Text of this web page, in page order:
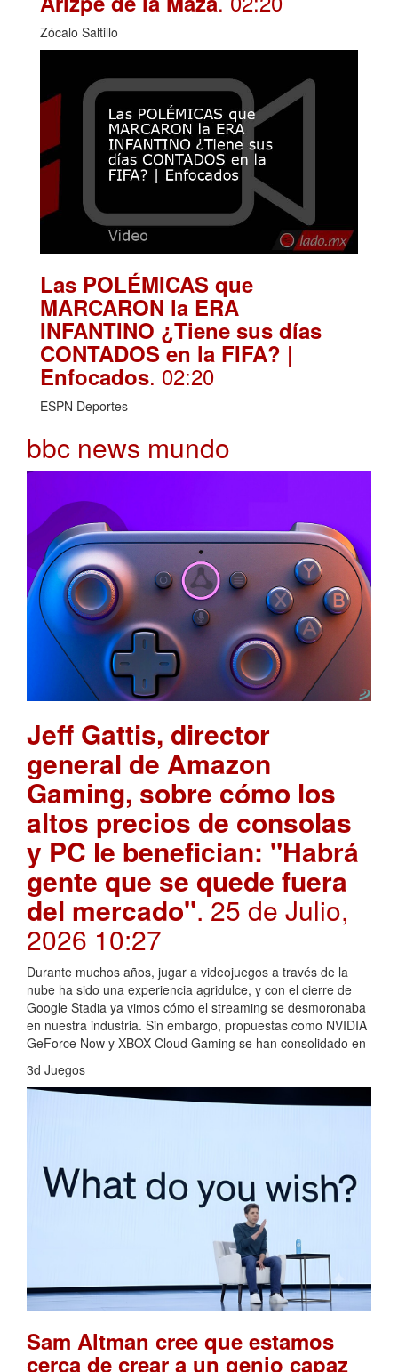
Zócalo Saltillo
Las POLÉMICAS que
MARCARON la ERA
INFANTINO ¿Tiene sus días
CONTADOS en la FIFA? |
Enfocados. 02:20
ESPN Deportes
bbc news mundo
Jeff Gattis, director
general de Amazon
Gaming, sobre cómo los
altos precios de consolas
y PC le benefician: "Habrá
gente que se quede fuera
del mercado". 25 de Julio,
2026 10:27
Durante muchos años, jugar a videojuegos a través de la
nube ha sido una experiencia agridulce, y con el cierre de
Google Stadia ya vimos cómo el streaming se desmoronaba
en nuestra industria. Sin embargo, propuestas como NVIDIA
GeForce Now y XBOX Cloud Gaming se han consolidado en
3d Juegos
Sam Altman cree que estamos
cerca de crear a un genio capaz